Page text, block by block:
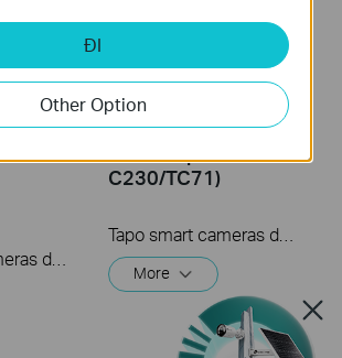
for
How to Mount Your
Tapo Pan&Tilt
Camera (Tapo
C230/TC71)
Tapo smart cameras do much more than traditional cameras. High resolution videos deliver crystal-clear images while smart motion detection and instant notifications make sure you never miss a thing. Two-way audio lets you communicate with your loved ones in real time.
More
ĐI
Other Option